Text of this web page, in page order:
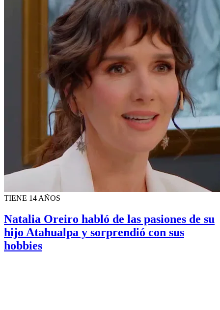
TIENE 14 AÑOS
Natalia Oreiro habló de las pasiones de su
hijo Atahualpa y sorprendió con sus
hobbies